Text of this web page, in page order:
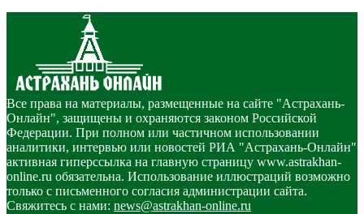
Все права на материалы, размещенные на сайте "Астрахань-
Онлайн", защищены и охраняются законом Российской
Федерации. При полном или частичном использовании
аналитики, интервью или новостей РИА "Астрахань-Онлайн"
активная гиперссылка на главную страницу www.astrakhan-
online.ru обязательна. Использование иллюстраций возможно
только с письменного согласия администрации сайта.
Свяжитесь с нами: news@astrakhan-online.ru